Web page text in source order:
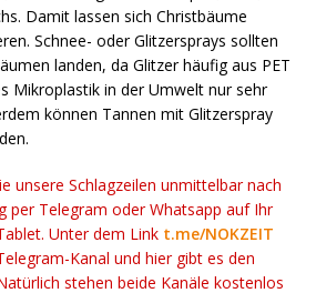
Damit lassen sich Christbäume
Schnee- oder Glitzersprays sollten
landen, da Glitzer häufig aus PET
Mikroplastik in der Umwelt nur sehr
können Tannen mit Glitzerspray
unsere Schlagzeilen unmittelbar nach
per Telegram oder Whatsapp auf Ihr
Unter dem Link t.me/NOKZEIT
Kanal und hier gibt es den
stehen beide Kanäle kostenlos